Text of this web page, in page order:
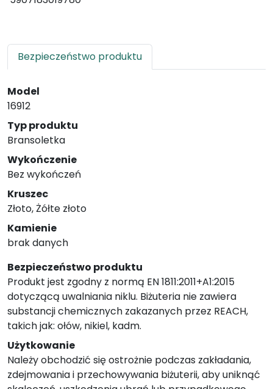
Bezpieczeństwo produktu
Model
16912
Typ produktu
Bransoletka
Wykończenie
Bez wykończeń
Kruszec
Złoto, Żółte złoto
Kamienie
brak danych
Bezpieczeństwo produktu
Produkt jest zgodny z normą EN 1811:2011+A1:2015
dotyczącą uwalniania niklu. Biżuteria nie zawiera
substancji chemicznych zakazanych przez REACH,
takich jak: ołów, nikiel, kadm.
Użytkowanie
Należy obchodzić się ostrożnie podczas zakładania,
zdejmowania i przechowywania biżuterii, aby uniknąć